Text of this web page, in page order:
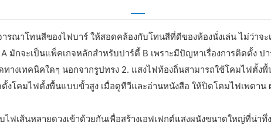
รณาโทนสีของไฟบาร์ ให้สอดคล้องกับโทนสีที่ดีของห้องนั่งเล่น ไม่ว่า
กจะเป็นแพ็คเกจหลักสำหรับปาร์ตี้ B เพราะมีปัญหาเรื่องการติดตั้ง ป
งเทคนิคใดๆ นอกจากรูปทรง 2. แสงไฟท้องถิ่นสามารถใช้โคมไฟตั้ง
งโคมไฟตั้งพื้นแบบขั้วสูง เมื่อดูทีวีและอ่านหนังสือ ให้ปิดโคมไฟเพด
ฟเส้นหลายดวงเข้าด้วยกันเพื่อสร้างเอฟเฟกต์แสงผนังขนาดใหญ่ที่น่า